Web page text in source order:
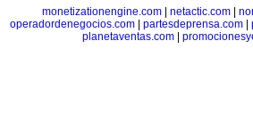
monetizationengine.com| netactic.com|
operadordenegocios.com
partesdeprensa.com
planetaventas.com